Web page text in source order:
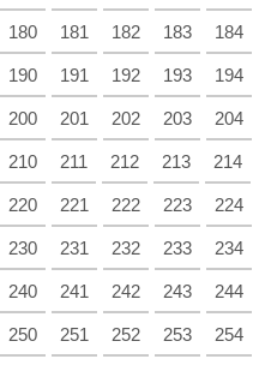
180 181 182 183 184
190 191 192 193 194
200 201 202 203 204
210 211 212 213 214
220 221 222 223 224
230 231 232 233 234
240 241 242 243 244
250 251 252 253 254